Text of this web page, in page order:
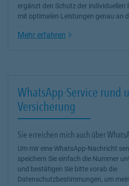
ergänzt den Schutz der individuellen
mit optimalen Leistungen genau an
Mehr erfahren Link Opens in New
WhatsApp-Service rund
Versicherung
Sie erreichen mich auch über
Um mir eine WhatsApp-Nachricht
speichern Sie einfach die Nummer
und bestätigen Sie bitte vorab die
Datenschutzbestimmungen, um